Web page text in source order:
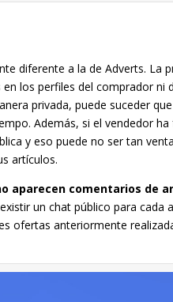
diferente a la de Adverts. La
en los perfiles del comprador ni
privada, puede suceder
Además, si el vendedor
y eso puede no ser tan
artículos.
aparecen comentarios de
un chat público para
ofertas anteriormente